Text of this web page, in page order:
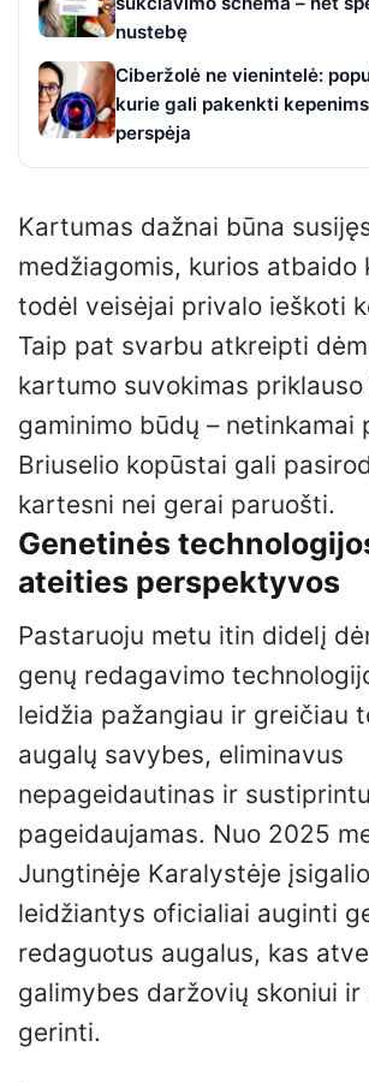
nustebę
Ciberžolė ne vienintelė:
kurie gali pakenkti
perspėja
Kartumas dažnai būna
medžiagomis, kurios atbaido
todėl veisėjai privalo ieškoti
Taip pat svarbu atkreipti
kartumo suvokimas
gaminimo būdų – netinkamai
Briuselio kopūstai gali
kartesni nei gerai paruošti.
Genetinės
ateities perspektyvos
Pastaruoju metu itin didelį
genų redagavimo
leidžia pažangiau ir greičiau
augalų savybes, eliminavus
nepageidautinas ir
pageidaujamas. Nuo 2025
Jungtinėje Karalystėje
leidžiantys oficialiai auginti
redaguotus augalus, kas
galimybes daržovių skoniui ir
gerinti.